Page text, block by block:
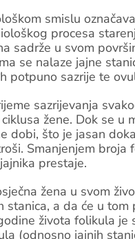
smislu
procesa
sadrže u svom
se nalaze jajne
potpuno sazrije te
sazrijevanja
žene. Dok se
dobi, što je jasan
Smanjenjem
prestaje.
žena u svom
stanica, a da će u
života folikula je
(odnosno jajnih